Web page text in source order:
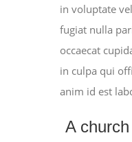
in voluptate
fugiat nulla
occaecat
in culpa qui
anim id est
A